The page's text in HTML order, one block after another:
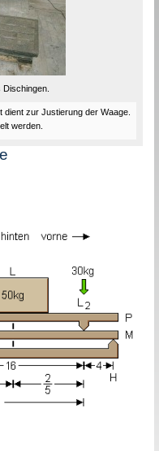
dient zur Justierung der Waage.
werden.